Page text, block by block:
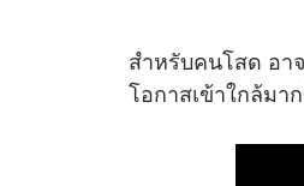
สำหรับคนโสด อา
โอกาสเข้าใกล้มา